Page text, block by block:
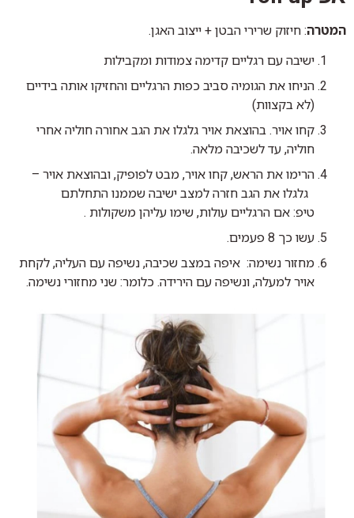
המטרה: חיזוק שרירי הבטן + ייצוב האגן.
ישיבה עם רגליים קדימה צמודות ומקבילות
הניחו את הגומיה סביב כפות הרגליים והחזיקו אותה בידיים
(לא בקצוות)
קחו אויר. בהוצאת אויר גלגלו את הגב אחורה חוליה אחרי
חוליה, עד לשכיבה מלאה.
הרימו את הראש, קחו אויר, מבט לפופיק, ובהוצאת אויר –
גלגלו את הגב חזרה למצב ישיבה שממנו התחלתם
טיפ: אם הרגליים עולות, שימו עליהן משקולות .
עשו כך 8 פעמים.
מחזור נשימה: איפה במצב שכיבה, נשיפה עם העליה, לקחת
אויר למעלה, ונשיפה עם הירידה. כלומר: שני מחזורי נשימה.